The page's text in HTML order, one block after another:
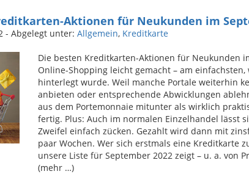
Aktionen für Neukunden im
- Abgelegt unter: Allgemein, Kreditkarte
Die besten Kreditkarten-Aktionen für Neukunden
Online-Shopping leicht gemacht – am
hinterlegt wurde. Weil manche Portale weiterhin
anbieten oder entsprechende Abwicklungen
aus dem Portemonnaie mitunter als wirklich
fertig. Plus: Auch im normalen Einzelhandel lässt
Zweifel einfach zücken. Gezahlt wird dann mit
paar Wochen. Wer sich erstmals eine Kreditkarte
unsere Liste für September 2022 zeigt – u. a. von
(mehr …)